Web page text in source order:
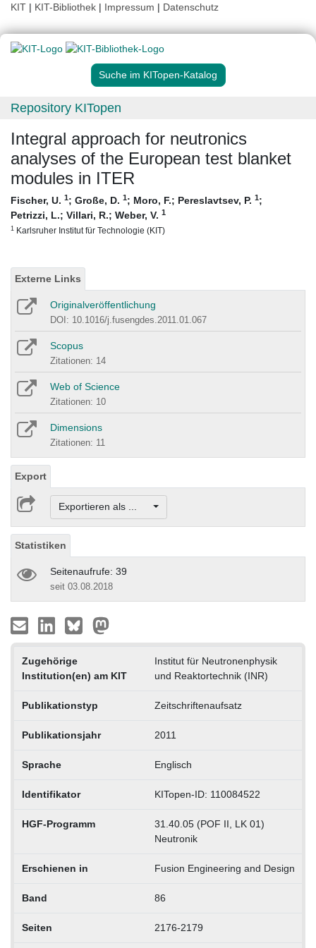
KIT | KIT-Bibliothek | Impressum | Datenschutz
Suche im KITopen-Katalog
Repository KITopen
Integral approach for neutronics
analyses of the European test blanket
modules in ITER
Fischer, U. 1; Große, D. 1; Moro, F.; Pereslavtsev, P. 1;
Petrizzi, L.; Villari, R.; Weber, V. 1
1 Karlsruher Institut für Technologie (KIT)
Externe Links
Originalveröffentlichung
DOI: 10.1016/j.fusengdes.2011.01.067
Scopus
Zitationen: 14
Web of Science
Zitationen: 10
Dimensions
Zitationen: 11
Export
Exportieren als ...
Statistiken
Seitenaufrufe: 39
seit 03.08.2018
Zugehörige
Institution(en) am KIT
Institut für Neutronenphysik
und Reaktortechnik (INR)
Publikationstyp Zeitschriftenaufsatz
Publikationsjahr 2011
Sprache Englisch
Identifikator KITopen-ID: 110084522
HGF-Programm
31.40.05 (POF II, LK 01)
Neutronik
Erschienen in Fusion Engineering and Design
Band 86
Seiten 2176-2179